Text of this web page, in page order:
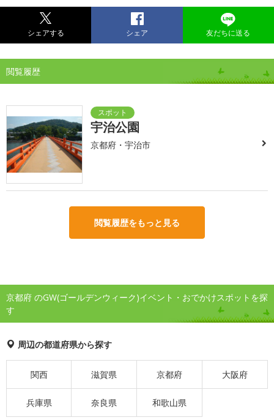
シェアする シェア 友だちに送る
閲覧履歴
宇治公園
京都府・宇治市
閲覧履歴をもっと見る
京都府 のGW(ゴールデンウィーク)イベント・おでかけスポットを探
す
周辺の都道府県から探す
関西 滋賀県 京都府 大阪府
兵庫県 奈良県 和歌山県